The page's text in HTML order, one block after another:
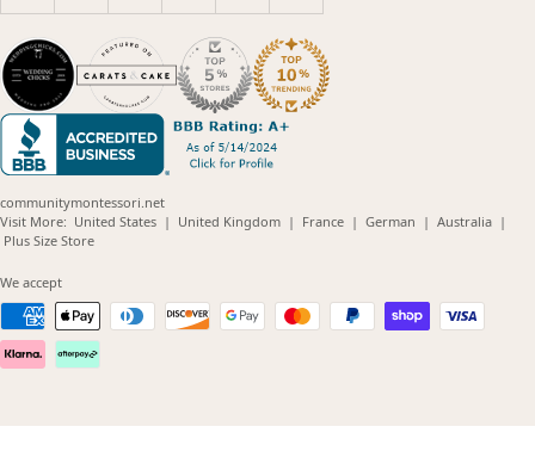
communitymontessori.net
Visit More: United States(opens
| United Kingdom(opens
| France(opens
| German (opens
| Australia(opens
|
Plus Size Store(opens
We accept